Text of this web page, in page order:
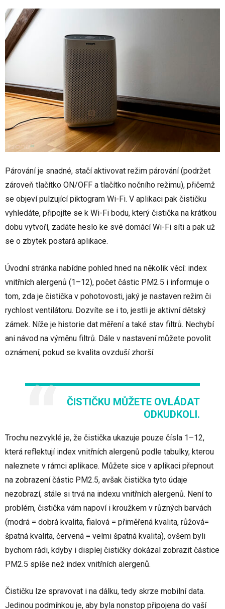
Párování je snadné, stačí aktivovat režim párování (podržet
zároveň tlačítko ON/OFF a tlačítko nočního režimu), přičemž
se objeví pulzující piktogram Wi-Fi. V aplikaci pak čističku
vyhledáte, připojíte se k Wi-Fi bodu, který čistička na krátkou
dobu vytvoří, zadáte heslo ke své domácí Wi-Fi síti a pak už
se o zbytek postará aplikace.
Úvodní stránka nabídne pohled hned na několik věcí: index
vnitřních alergenů (1–12), počet částic PM2.5 i informuje o
tom, zda je čistička v pohotovosti, jaký je nastaven režim či
rychlost ventilátoru. Dozvíte se i to, jestli je aktivní dětský
zámek. Níže je historie dat měření a také stav filtrů. Nechybí
ani návod na výměnu filtrů. Dále v nastavení můžete povolit
oznámení, pokud se kvalita ovzduší zhorší.
ČISTIČKU MŮŽETE OVLÁDAT
ODKUDKOLI.
Trochu nezvyklé je, že čistička ukazuje pouze čísla 1–12,
která reflektují index vnitřních alergenů podle tabulky, kterou
naleznete v rámci aplikace. Můžete sice v aplikaci přepnout
na zobrazení částic PM2.5, avšak čistička tyto údaje
nezobrazí, stále si trvá na indexu vnitřních alergenů. Není to
problém, čistička vám napoví i kroužkem v různých barvách
(modrá = dobrá kvalita, fialová = přiměřená kvalita, růžová=
špatná kvalita, červená = velmi špatná kvalita), ovšem byli
bychom rádi, kdyby i displej čističky dokázal zobrazit částice
PM2.5 spíše než index vnitřních alergenů.
Čističku lze spravovat i na dálku, tedy skrze mobilní data.
Jedinou podmínkou je, aby byla nonstop připojena do vaší